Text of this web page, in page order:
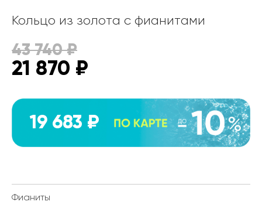
Кольцо из золота с фианитами
43 740₽
21 870 ₽
19 683 ₽
Фианиты